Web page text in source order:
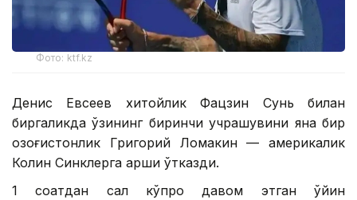
Фото: ktf.kz
Денис Евсеев хитойлик Фацзин Сунь билан
биргаликда ўзининг биринчи учрашувини яна бир
қозоғистонлик Григорий Ломакин — америкалик
Колин Синклерга қарши ўтказди.
1 соатдан сал кўпроқ давом этган ўйин